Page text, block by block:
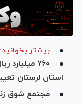
بیشتر بخوانید:
۷۶۰
استان لرستان
مجتمع شوق